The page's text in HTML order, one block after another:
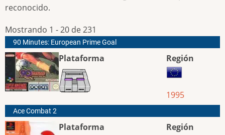
reconocido.
Mostrando 1 - 20 de 231
90 Minutes: European Prime Goal
Plataforma Región
1995
Ace Combat 2
Plataforma Región